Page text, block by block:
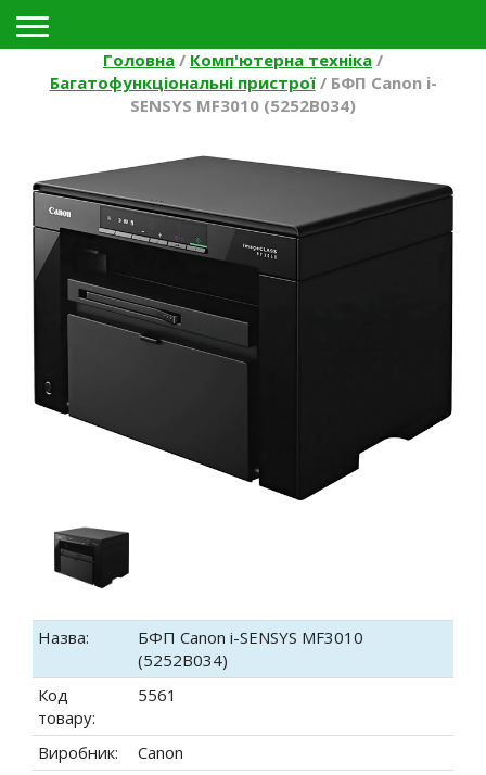
Головна / Комп'ютерна техніка /
Багатофункціональні пристрої / БФП Canon i-
SENSYS MF3010 (5252B034)
Назва:
БФП Canon i-SENSYS MF3010
(5252B034)
Код
товару:
5561
Виробник:
Canon